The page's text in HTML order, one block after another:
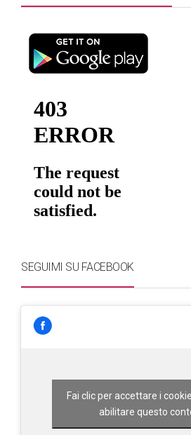
SEGUIMI SU FACEBOOK
Fai clic per accettare i
abilitare questo